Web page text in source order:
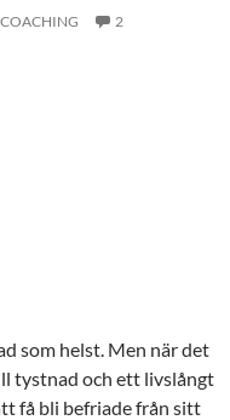
2
som helst. Men när det
tystnad och ett livslångt
få bli befriade från sitt